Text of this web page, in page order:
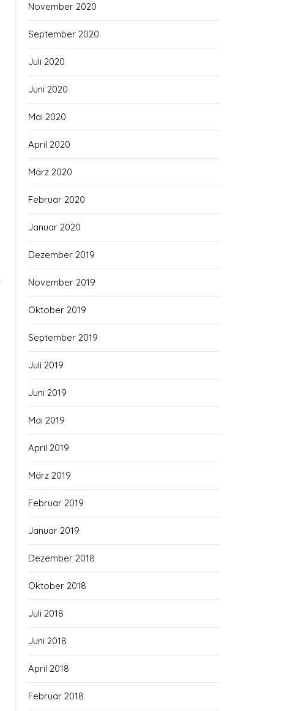
November 2020
September 2020
Juli 2020
Juni 2020
Mai 2020
April 2020
März 2020
Februar 2020
Januar 2020
Dezember 2019
November 2019
Oktober 2019
September 2019
Juli 2019
Juni 2019
Mai 2019
April 2019
März 2019
Februar 2019
Januar 2019
Dezember 2018
Oktober 2018
Juli 2018
Juni 2018
April 2018
Februar 2018